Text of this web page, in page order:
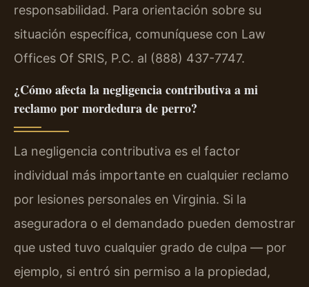
responsabilidad. Para orientación sobre su
situación específica, comuníquese con Law
Offices Of SRIS, P.C. al (888) 437-7747.
¿Cómo afecta la negligencia contributiva a mi
reclamo por mordedura de perro?
La negligencia contributiva es el factor
individual más importante en cualquier reclamo
por lesiones personales en Virginia. Si la
aseguradora o el demandado pueden demostrar
que usted tuvo cualquier grado de culpa — por
ejemplo, si entró sin permiso a la propiedad,